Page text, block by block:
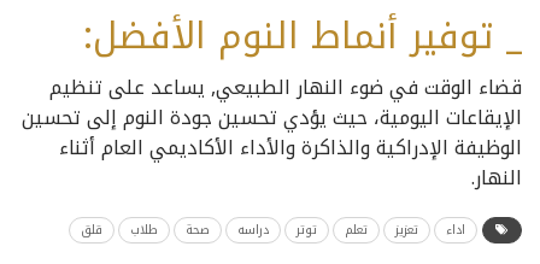
_ توفير أنماط النوم الأفضل:
قضاء الوقت في ضوء النهار الطبيعي, يساعد على تنظيم
الإيقاعات اليومية، حيث يؤدي تحسين جودة النوم إلى تحسين
الوظيفة الإدراكية والذاكرة والأداء الأكاديمي العام أثناء
النهار.
اداء تعزيز تعلم توتر دراسه صحة طلاب قلق